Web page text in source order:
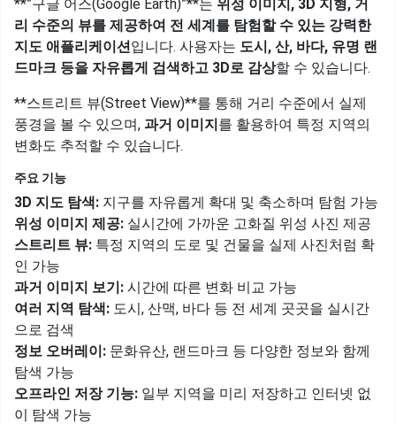
**”구글 어스(Google Earth)”**는 위성 이미지, 3D 지형, 거
리 수준의 뷰를 제공하여 전 세계를 탐험할 수 있는 강력한
지도 애플리케이션입니다. 사용자는 도시, 산, 바다, 유명 랜
드마크 등을 자유롭게 검색하고 3D로 감상할 수 있습니다.
**스트리트 뷰(Street View)**를 통해 거리 수준에서 실제
풍경을 볼 수 있으며, 과거 이미지를 활용하여 특정 지역의
변화도 추적할 수 있습니다.
주요 기능
3D 지도 탐색: 지구를 자유롭게 확대 및 축소하며 탐험 가능
위성 이미지 제공: 실시간에 가까운 고화질 위성 사진 제공
스트리트 뷰: 특정 지역의 도로 및 건물을 실제 사진처럼 확
인 가능
과거 이미지 보기: 시간에 따른 변화 비교 가능
여러 지역 탐색: 도시, 산맥, 바다 등 전 세계 곳곳을 실시간
으로 검색
정보 오버레이: 문화유산, 랜드마크 등 다양한 정보와 함께
탐색 가능
오프라인 저장 기능: 일부 지역을 미리 저장하고 인터넷 없
이 탐색 가능